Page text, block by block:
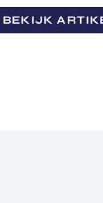
BEKIJK